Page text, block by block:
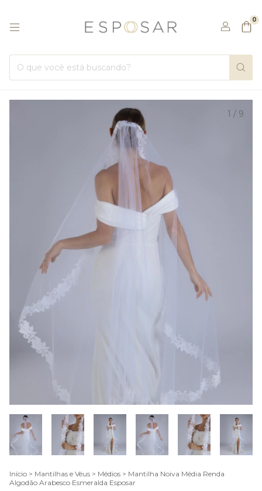
0
1 / 9
Início > Mantilhas e Véus > Médios > Mantilha Noiva Média Renda
Algodão Arabesco Esmeralda Esposar